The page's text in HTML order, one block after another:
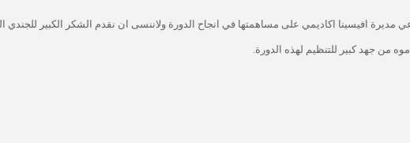
مديرة افيسينا اكاديمي على مساهمتها في انجاح الدورة ولاننسى ان نقدم الشكر الكبير للجندي
من جهد كبير للتنظيم لهذه الدورة.